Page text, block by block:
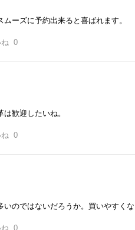
ムーズに予約出来ると喜ばれます。
0
歓迎したいね。
0
いのではないだろうか。買いやすく
0